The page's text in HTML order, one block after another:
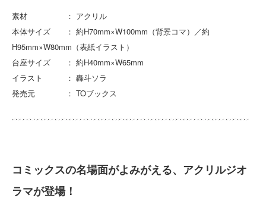
素材 ： アクリル
本体サイズ ： 約H70mm×W100mm（背景コマ）／約
H95mm×W80mm（表紙イラスト）
台座サイズ ： 約H40mm×W65mm
イラスト ： 轟斗ソラ
発売元 ： TOブックス
コミックスの名場面がよみがえる、アクリルジオ
ラマが登場！